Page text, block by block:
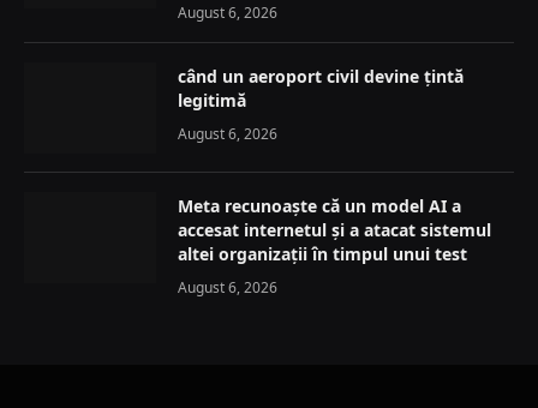
August 6, 2026
când un aeroport civil devine țintă
legitimă
August 6, 2026
Meta recunoaște că un model AI a
accesat internetul și a atacat sistemul
altei organizații în timpul unui test
August 6, 2026